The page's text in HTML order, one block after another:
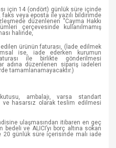
için 14 (ondört) günlük süre içinde
veya eposta ile yazılı bildirimde
düzenlenen "Cayma Hakkı
çerçevesinde kullanılmamış
halinde,
ürünün faturası, (İade edilmek
ise, iade ederken kurumun
ile birlikte gönderilmesi
adına düzenlenen sipariş iadeleri
tamamlanamayacaktır.)
ambalajı, varsa standart
hasarsız olarak teslim edilmesi
ulaşmasından itibaren en geç
ve ALICI’yı borç altına sokan
20 günlük süre içerisinde malı iade